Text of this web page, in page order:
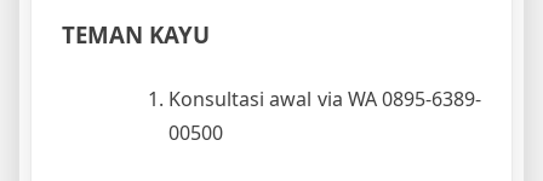
TEMAN KAYU
Konsultasi awal via WA 0895-6389-
00500